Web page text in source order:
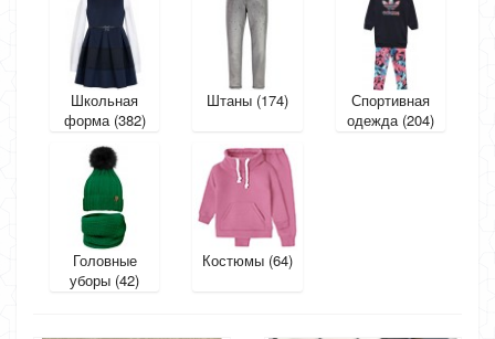
Школьная
форма (382)
Штаны (174)
Спортивная
одежда (204)
Головные
уборы (42)
Костюмы (64)